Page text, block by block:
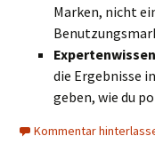
Marken, nicht
Expertenwissen
die Ergebnisse
geben, wie du
Kommentar